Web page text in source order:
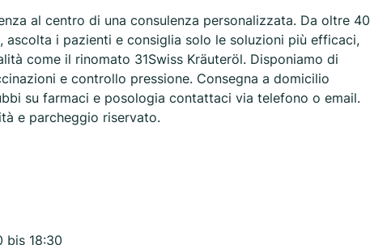
al centro di una consulenza personalizzata. Da oltre 40
ascolta i pazienti e consiglia solo le soluzioni più efficaci,
come il rinomato 31Swiss Kräuteröl. Disponiamo di
e controllo pressione. Consegna a domicilio
su farmaci e posologia contattaci via telefono o email.
e parcheggio riservato.
bis 18:30